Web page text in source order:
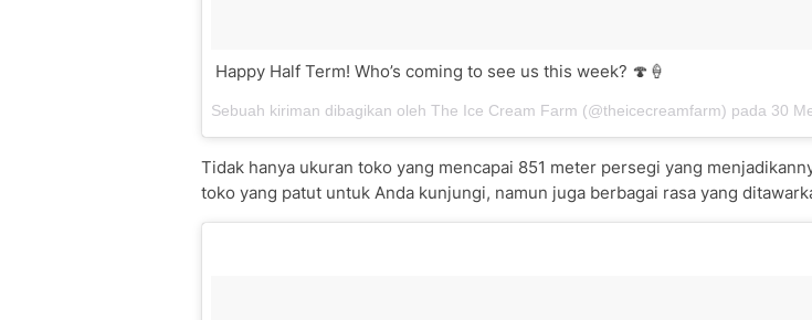
Happy Half Term! Who’s coming to see us this week? 🍄🍦
Sebuah kiriman dibagikan oleh The Ice Cream Farm (@theicecreamfarm) pada 30 Mei
Tidak hanya ukuran toko yang mencapai 851 meter persegi yang
toko yang patut untuk Anda kunjungi, namun juga berbagai rasa yang